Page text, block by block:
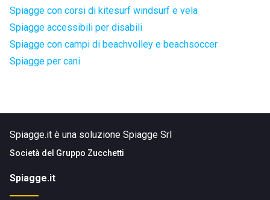
Spiagge con corsi di kitesurf windsurf e vela
Spiagge accessibili per disabili
Spiagge con campi di beachvolley e beachsoccer
Spiagge per cani
Spiagge.it è una soluzione Spiagge Srl
Società del Gruppo Zucchetti
Spiagge.it